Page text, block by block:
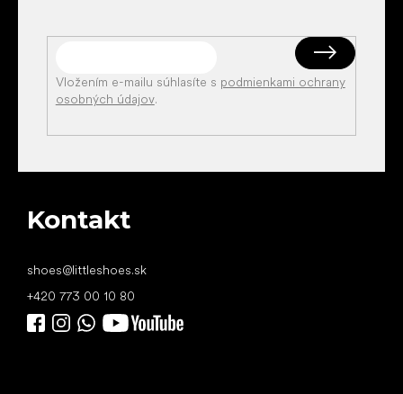
Vložením e-mailu súhlasíte s podmienkami ochrany
osobných údajov.
Kontakt
shoes@littleshoes.sk
+420 773 00 10 80